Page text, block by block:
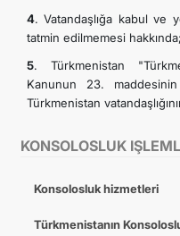
KONSOLOSLUK
Konsolosluk hizmetleri
Türkmenistanın
4. Vatandaşlığa kabul ve
tatmin edilmemesi hakkında;
5. Türkmenistan
Kanunun 23.
Türkmenistan